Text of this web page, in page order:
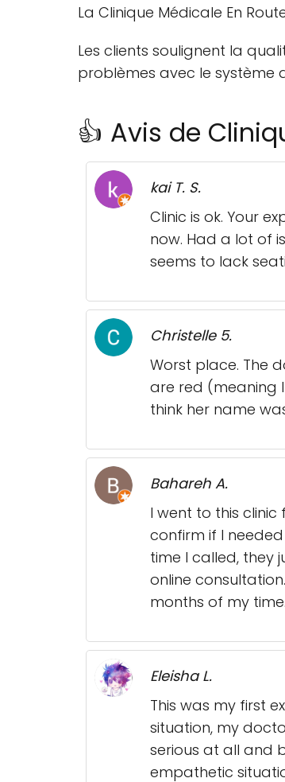
La Clinique Médicale En
Les clients soulignent la
problèmes avec le système
👍 Avis de
kai T. S.
Clinic is ok. Your
now. Had a lot of
seems to lack
Christelle 5.
Worst place. The
are red (meaning
think her name
Bahareh A.
I went to this
confirm if I
time I called, they
online
months of my time.
Eleisha L.
This was my first
situation, my
serious at all and
empathetic